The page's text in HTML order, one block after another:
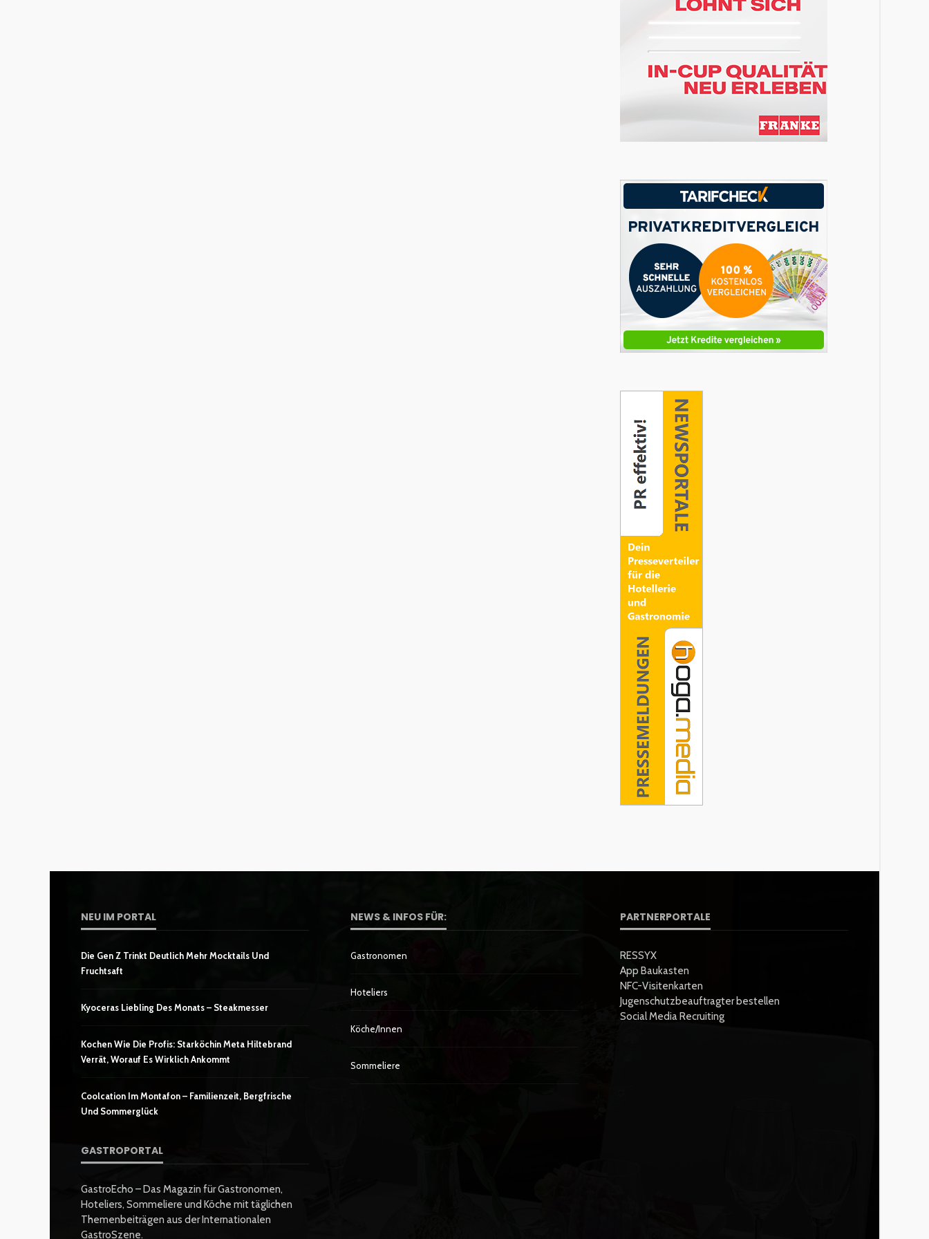
NEU IM PORTAL
Die Gen Z Trinkt Deutlich Mehr Mocktails Und
Fruchtsaft
Kyoceras Liebling Des Monats – Steakmesser
Kochen Wie Die Profis: Starköchin Meta Hiltebrand
Verrät, Worauf Es Wirklich Ankommt
Coolcation Im Montafon – Familienzeit, Bergfrische
Und Sommerglück
GASTROPORTAL
GastroEcho – Das Magazin für Gastronomen,
Hoteliers, Sommeliere und Köche mit täglichen
Themenbeiträgen aus der Internationalen
GastroSzene.
NEWS & INFOS FÜR:
Gastronomen
Hoteliers
Köche/innen
Sommeliere
PARTNERPORTALE
RESSYX
App Baukasten
NFC-Visitenkarten
Jugenschutzbeauftragter bestellen
Social Media Recruiting